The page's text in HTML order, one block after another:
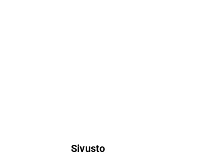
Sivusto